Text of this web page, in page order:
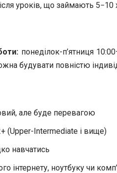
уроків, що займають 5−10
понеділок-п’ятниця
будувати повністю
але буде перевагою
(Upper-Intermediate і вище)
навчатись
інтернету, ноутбуку чи